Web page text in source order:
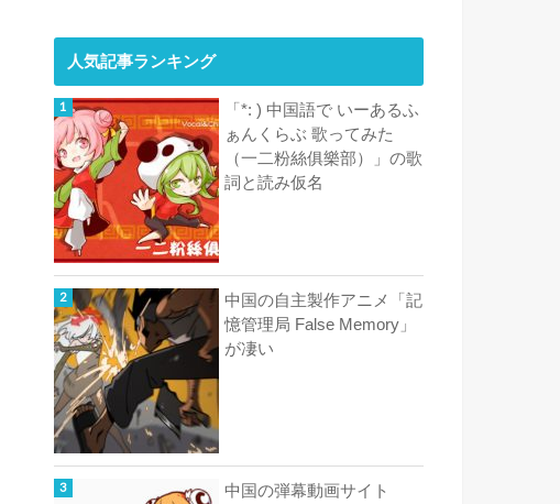
人気記事ランキング
「*: ) 中国語で いーあるふ
ぁんくらぶ 歌ってみた
（一二粉絲俱樂部）」の歌
詞と読み仮名
中国の自主製作アニメ「記
憶管理局 False Memory」
が凄い
中国の弾幕動画サイト